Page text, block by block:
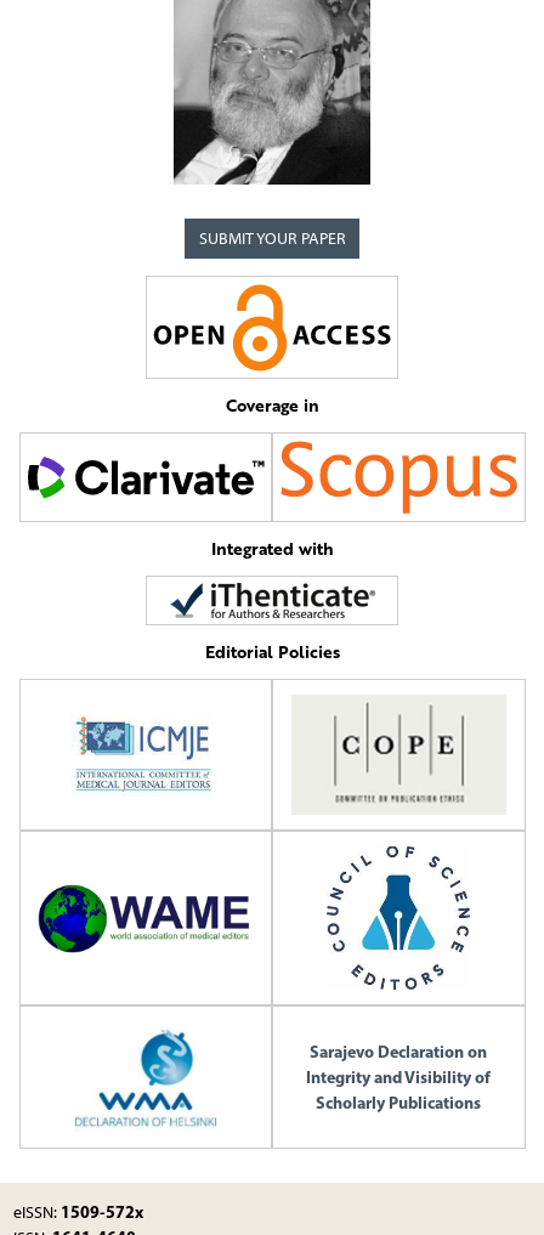
SUBMIT YOUR PAPER
Coverage in
Integrated with
Editorial Policies
Sarajevo Declaration on
Integrity and Visibility of
Scholarly Publications
eISSN: 1509-572x